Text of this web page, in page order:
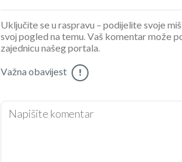
Uključite se u raspravu – podijelite svoje
svoj pogled na temu. Vaš komentar može
zajednicu našeg portala.
Važna obavijest !